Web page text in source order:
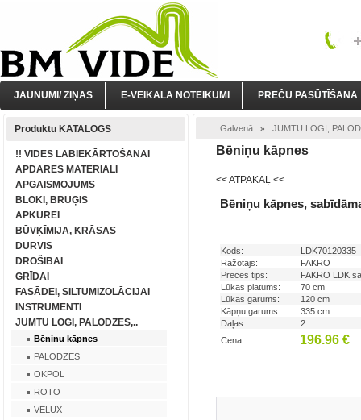
JAUNUMI/ ZIŅAS E-VEIKALA NOTEIKUMI PREČU PASŪTĪŠANA
Produktu KATALOGS
!! VIDES LABIEKĀRTOŠANAI
APDARES MATERIĀLI
APGAISMOJUMS
BLOKI, BRUĢIS
APKUREI
BŪVĶĪMIJA, KRĀSAS
DURVIS
DROŠĪBAI
GRĪDAI
FASĀDEI, SILTUMIZOLĀCIJAI
INSTRUMENTI
JUMTU LOGI, PALODZES,..
Bēniņu kāpnes
PALODZES
OKPOL
ROTO
VELUX
Galvenā » JUMTU LOGI,
Bēniņu kāpnes
<< ATPAKAĻ <<
Bēniņu kāpnes,
Kods:
LDK70120335
Ražotājs:
FAKRO
Preces tips:
FAKRO LDK
Lūkas platums:
70 cm
Lūkas garums:
120 cm
Kāpņu garums:
335 cm
Daļas:
2
Cena:
196.96 €